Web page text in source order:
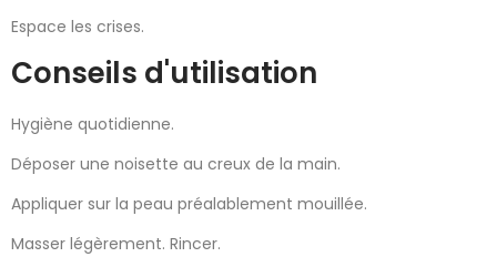
Espace les crises.
Conseils d'utilisation
Hygiène quotidienne.
Déposer une noisette au creux de la main.
Appliquer sur la peau préalablement mouillée.
Masser légèrement. Rincer.